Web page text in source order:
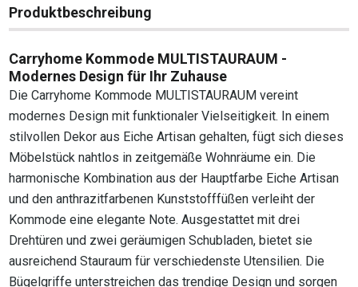
Produktbeschreibung
Carryhome Kommode MULTISTAURAUM -
Modernes Design für Ihr Zuhause
Die Carryhome Kommode MULTISTAURAUM vereint
modernes Design mit funktionaler Vielseitigkeit. In einem
stilvollen Dekor aus Eiche Artisan gehalten, fügt sich dieses
Möbelstück nahtlos in zeitgemäße Wohnräume ein. Die
harmonische Kombination aus der Hauptfarbe Eiche Artisan
und den anthrazitfarbenen Kunststofffüßen verleiht der
Kommode eine elegante Note. Ausgestattet mit drei
Drehtüren und zwei geräumigen Schubladen, bietet sie
ausreichend Stauraum für verschiedenste Utensilien. Die
Bügelgriffe unterstreichen das trendige Design und sorgen